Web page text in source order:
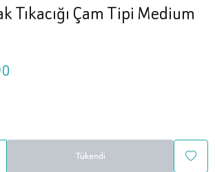
Tıkacığı Çam Tipi Medium
Tükendi